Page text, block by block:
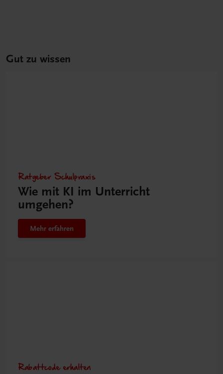
Gut zu wissen
Ratgeber Schulpraxis
Wie mit KI im Unterricht
umgehen?
Mehr erfahren
Rabattcode erhalten